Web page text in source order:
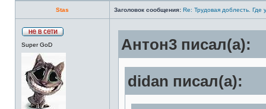
Stas Заголовок сообщения: Re: Трудовая доблесть. Где
Super GoD Антон3 писал(а):
didan писал(а):